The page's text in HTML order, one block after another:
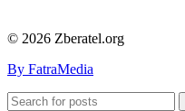
© 2026 Zberatel.org
By FatraMedia